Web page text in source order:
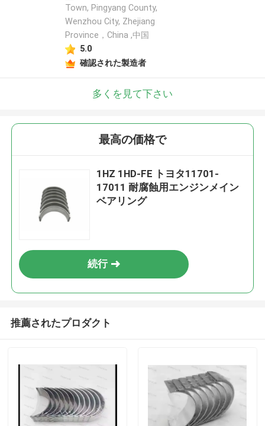
Town, Pingyang County,
Wenzhou City, Zhejiang
Province，China ,中国
5.0
確認された製造者
多くを見て下さい
最高の価格で
1HZ 1HD-FE トヨタ11701-
17011 耐腐蝕用エンジンメイン
ベアリング
続行
推薦されたプロダクト